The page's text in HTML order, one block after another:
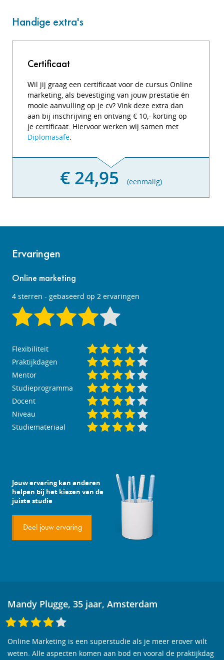
Handige extra's
Certificaat
Wil jij graag een certificaat voor de cursus Online
marketing, als bevestiging van jouw prestatie én
mooie aanvulling op je cv? Vink deze extra dan
aan bij inschrijving en ontvang € 10,- korting op
je certificaat. Hiervoor werken wij samen met
Diplomasafe.
€ 24,95 (eenmalig)
Ervaringen
Online marketing
4 sterren - gebaseerd op 2 ervaringen
Flexibiliteit
Praktijkdagen
Mentor
Studieprogramma
Docent
Niveau
Studiemateriaal
Jouw ervaring kan anderen
helpen bij het kiezen van de
juiste studie
Deel jouw ervaring
Mandy Plugge, 35 jaar, Amsterdam
Online Marketing is een superstudie als je meer erover wilt
weten. Alle aspecten komen aan bod en vooral de praktijkdag